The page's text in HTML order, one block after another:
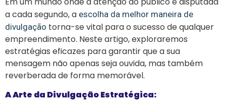
a cada segundo, a escolha da melhor maneira de
divulgação torna-se vital para o sucesso de qualquer
empreendimento. Neste artigo, exploraremos
estratégias eficazes para garantir que a sua
mensagem não apenas seja ouvida, mas também
reverberada de forma memorável.
A Arte da Divulgação Estratégica: